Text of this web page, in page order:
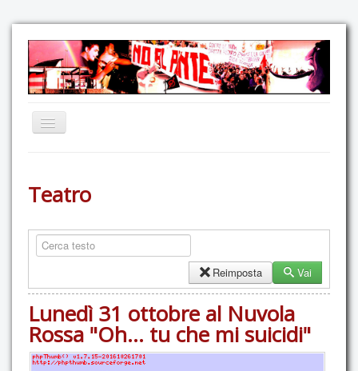
Comunicazione
GAS Felce & Mirtillo
Ricostruiamo il Cartella!
Mediateca
Autoproduzioni
Teatro
Vai
Reimposta
Lunedì 31 ottobre al Nuvola
Rossa "Oh... tu che mi suicidi"